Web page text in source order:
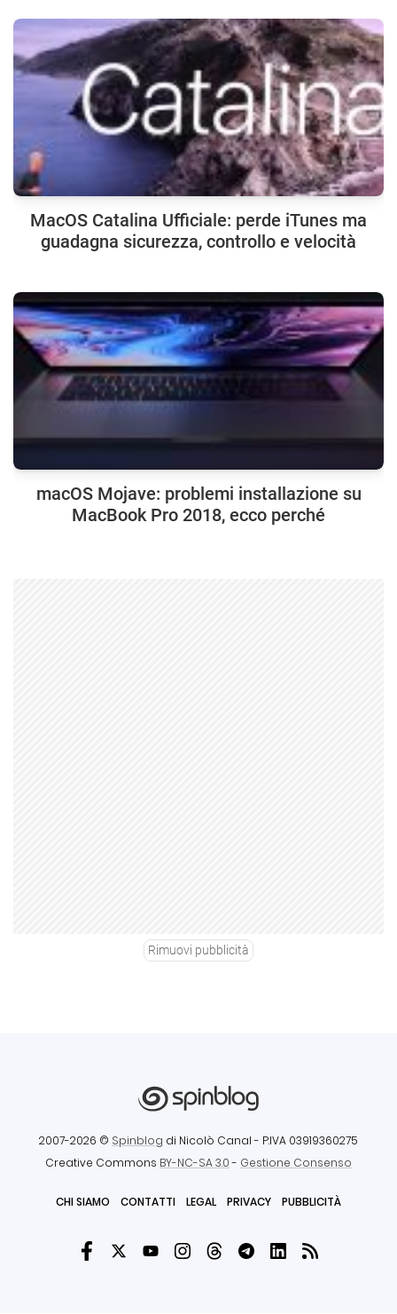
MacOS Catalina Ufficiale: perde iTunes ma
guadagna sicurezza, controllo e velocità
macOS Mojave: problemi installazione su
MacBook Pro 2018, ecco perché
Rimuovi pubblicità
2007-2026 © Spinblog di Nicolò Canal - P.IVA 03919360275
Creative Commons BY-NC-SA 3.0- Gestione Consenso
CHI SIAMO CONTATTI LEGAL PRIVACY PUBBLICITÀ